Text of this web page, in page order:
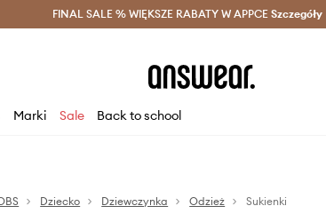
Oszczędzaj z Answear Club > Dostawa nawet w 24h >
FINAL SALE % WIĘKSZE RABATY W APPCE Szczegóły
Marki Sale Back to school
Dziecko Dziewczynka Odzież Sukienki